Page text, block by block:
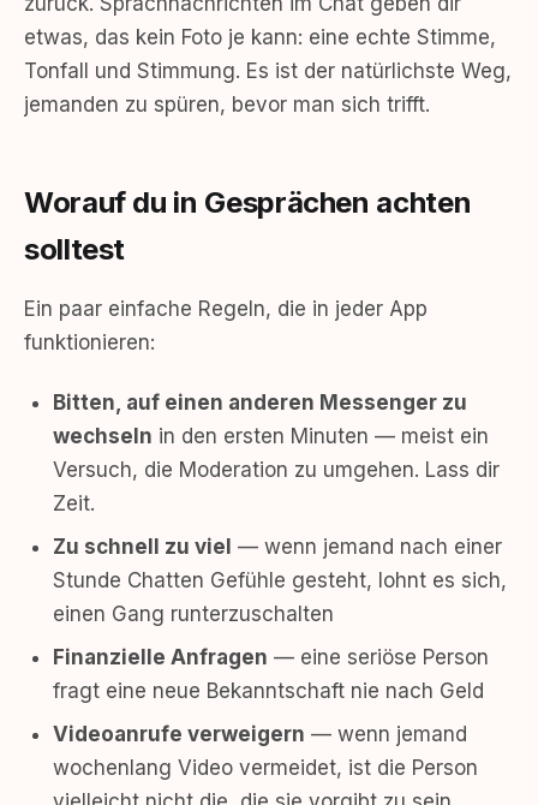
etwas, das kein Foto je kann: eine echte Stimme,
Tonfall und Stimmung. Es ist der natürlichste Weg,
jemanden zu spüren, bevor man sich trifft.
Worauf du in Gesprächen achten
solltest
Ein paar einfache Regeln, die in jeder App
funktionieren:
Bitten, auf einen anderen Messenger zu
wechseln in den ersten Minuten — meist ein
Versuch, die Moderation zu umgehen. Lass dir
Zeit.
Zu schnell zu viel — wenn jemand nach einer
Stunde Chatten Gefühle gesteht, lohnt es sich,
einen Gang runterzuschalten
Finanzielle Anfragen — eine seriöse Person
fragt eine neue Bekanntschaft nie nach Geld
Videoanrufe verweigern — wenn jemand
wochenlang Video vermeidet, ist die Person